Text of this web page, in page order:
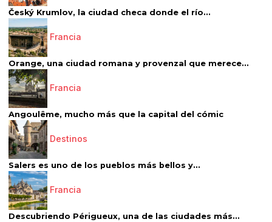
Český Krumlov, la ciudad checa donde el río...
Francia
Orange, una ciudad romana y provenzal que merece...
Francia
Angoulême, mucho más que la capital del cómic
Destinos
Salers es uno de los pueblos más bellos y...
Francia
Descubriendo Périgueux, una de las ciudades más...